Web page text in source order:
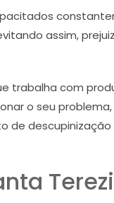
assim,
trabalha com
o seu
descupinização